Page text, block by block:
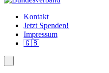
Kontakt
Jetzt Spenden!
Impressum
🇬🇧